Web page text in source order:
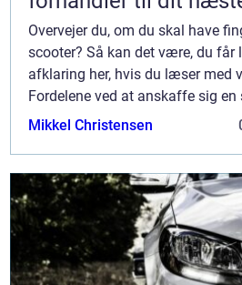
Overvejer du, om du skal have
scooter? Så kan det være, du får
afklaring her, hvis du læser med
Fordelene ved at anskaffe sig en
scooter kan give utrolig meget
Mikkel Christensen